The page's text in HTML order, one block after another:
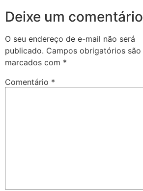
Deixe um comentário
O seu endereço de e-mail não será
publicado. Campos obrigatórios são
marcados com *
Comentário *